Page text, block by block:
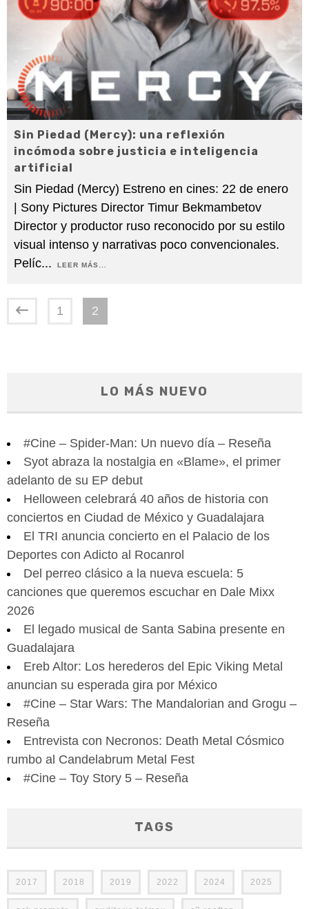
Sin Piedad (Mercy): una reflexión
incómoda sobre justicia e inteligencia
artificial
Sin Piedad (Mercy) Estreno en cines: 22 de enero
| Sony Pictures Director Timur Bekmambetov
Director y productor ruso reconocido por su estilo
visual intenso y narrativas poco convencionales.
Pelíc... LEER MÁS...
1 2
LO MÁS NUEVO
#Cine – Spider-Man: Un nuevo día – Reseña
Syot abraza la nostalgia en «Blame», el primer
adelanto de su EP debut
Helloween celebrará 40 años de historia con
conciertos en Ciudad de México y Guadalajara
El TRI anuncia concierto en el Palacio de los
Deportes con Adicto al Rocanrol
Del perreo clásico a la nueva escuela: 5
canciones que queremos escuchar en Dale Mixx
2026
El legado musical de Santa Sabina presente en
Guadalajara
Ereb Altor: Los herederos del Epic Viking Metal
anuncian su esperada gira por México
#Cine – Star Wars: The Mandalorian and Grogu –
Reseña
Entrevista con Necronos: Death Metal Cósmico
rumbo al Candelabrum Metal Fest
#Cine – Toy Story 5 – Reseña
TAGS
2017 2018 2019 2022 2024 2025